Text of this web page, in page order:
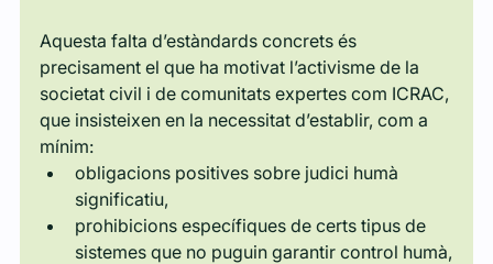
Aquesta falta d’estàndards concrets és
precisament el que ha motivat l’activisme de la
societat civil i de comunitats expertes com ICRAC,
que insisteixen en la necessitat d’establir, com a
mínim:
obligacions positives sobre judici humà
significatiu,
prohibicions específiques de certs tipus de
sistemes que no puguin garantir control humà,